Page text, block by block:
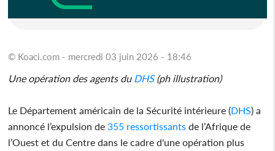
© Koaci.com - mercredi 03 juin 2026 - 18:46
Une opération des agents du DHS(ph illustration)
Le Département américain de la Sécurité intérieure (DHS) a
annoncé l’expulsion de 355 ressortissants de l’Afrique de
l’Ouest et du Centre dans le cadre d'une opération plus